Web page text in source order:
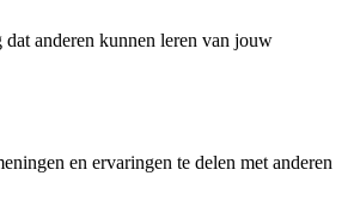
anderen kunnen leren van jouw
en ervaringen te delen met anderen